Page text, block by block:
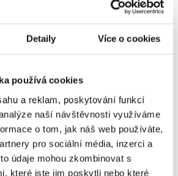
Detaily Více o cookies
používá cookies
a reklam, poskytování funkcí
naší návštěvnosti využíváme
o tom, jak náš web používáte,
pro sociální média, inzerci a
údaje mohou zkombinovat s
které jste jim poskytli nebo které
Popular Comments
(Ne)komunikace se
zaměstnavatelem
18. 9. 2025